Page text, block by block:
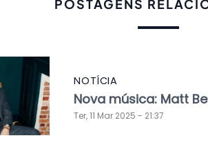
POSTAGENS
NOTÍCIA
Nova música: Matt
Ter, 11 Mar 2025 - 21:37